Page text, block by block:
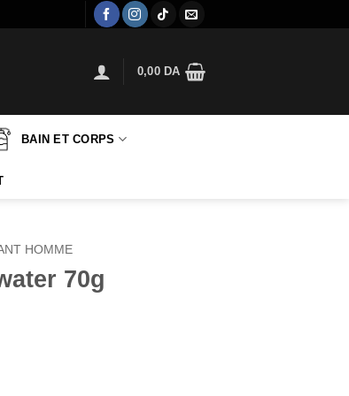
0,00 DA
BAIN ET CORPS
HOMME
70g